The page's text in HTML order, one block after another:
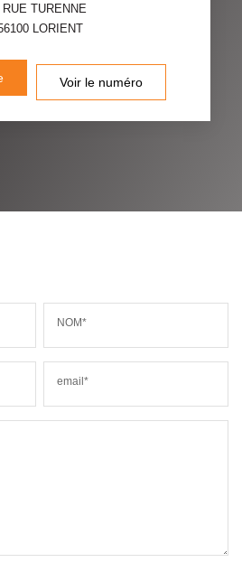
RUE TURENNE
LORIENT
Voir le numéro
NOM*
email*